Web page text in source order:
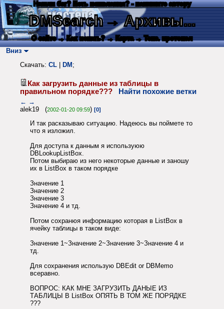
Нашли баг? Есть пожелания? - напишите автору
DMSearch→ Архивы...
О сайте → Как искать? → Карта → Текс. протокол
Вниз
Скачать: CL DM ;
Как загрузить данные из таблицы в
правильном порядке???
Найти похожие ветки
← →
alek19 (2002-01-20 09:59) [0]
И так расказываю ситуацию. Надеюсь вы поймете то
что я изложил.
Для доступа к данным я используюю
DBLookupListBox.
Потом выбираю из него некоторые данные и заношу
их в ListBox в таком порядке
Значение 1
Значение 2
Значение 3
Значение 4 и тд.
Потом сохранюя информацию которая в ListBox в
ячейку таблицы в таком виде:
Значение 1~Значение 2~Значение 3~Значение 4 и
тд.
Для сохранения использую DBEdit or DBMemo
всеравно.
ВОПРОС: КАК МНЕ ЗАГРУЗИТЬ ДАНЫЕ ИЗ
ТАБЛИЦЫ В ListBox ОПЯТЬ В ТОМ ЖЕ ПОРЯДКЕ
???